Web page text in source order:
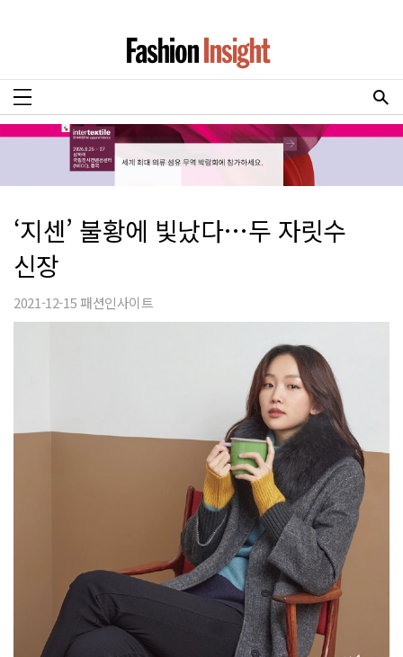
‘지센’ 불황에 빛났다…두 자릿수
신장
2021-12-15 패션인사이트